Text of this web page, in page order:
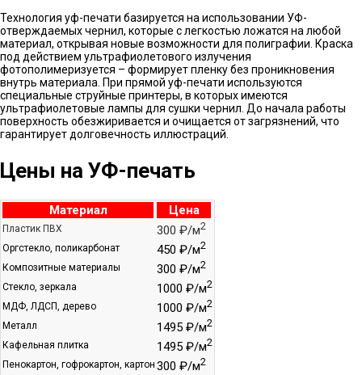
Технология уф-печати базируется на использовании УФ-
отверждаемых чернил, которые с легкостью ложатся на любой
материал, открывая новые возможности для полиграфии. Краска
под действием ультрафиолетового излучения
фотополимеризуется – формирует пленку без проникновения
внутрь материала. При прямой уф-печати используются
специальные струйные принтеры, в которых имеются
ультрафиолетовые лампы для сушки чернил. До начала работы
поверхность обезжиривается и очищается от загрязнений, что
гарантирует долговечность иллюстраций.
Цены на УФ-печать
Материал Цена
Пластик ПВХ 300 ₽/м2
Оргстекло, поликарбонат 450 ₽/м2
Композитные материалы 300 ₽/м2
Стекло, зеркала 1000 ₽/м2
МДФ, ЛДСП, дерево 1000 ₽/м2
Металл 1495 ₽/м2
Кафельная плитка 1495 ₽/м2
Пенокартон, гофрокартон, картон 300 ₽/м2